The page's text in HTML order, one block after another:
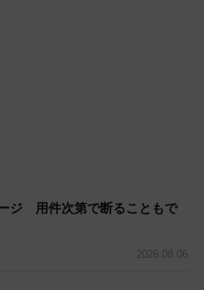
ジ 用件次第で断ることもで
2026.08.06